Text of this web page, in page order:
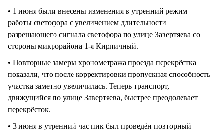
• 1 июня были внесены изменения в утренний режим
работы светофора с увеличением длительности
разрешающего сигнала светофора по улице Завертяева со
стороны микрорайона 1-я Кирпичный.
• Повторные замеры хронометража проезда перекрёстка
показали, что после корректировки пропускная способность
участка заметно увеличилась. Теперь транспорт,
движущийся по улице Завертяева, быстрее преодолевает
перекрёсток.
• 3 июня в утренний час пик был проведён повторный